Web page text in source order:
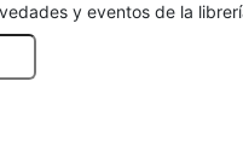
y eventos de la